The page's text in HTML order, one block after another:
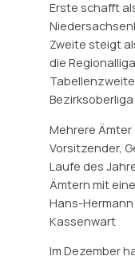
Erste schafft
Zweite steigt
die
Mehrere
Vorsitzender,
Laufe des
Ämtern mit
Hans-Hermann
Kassenwart
Im Dezember